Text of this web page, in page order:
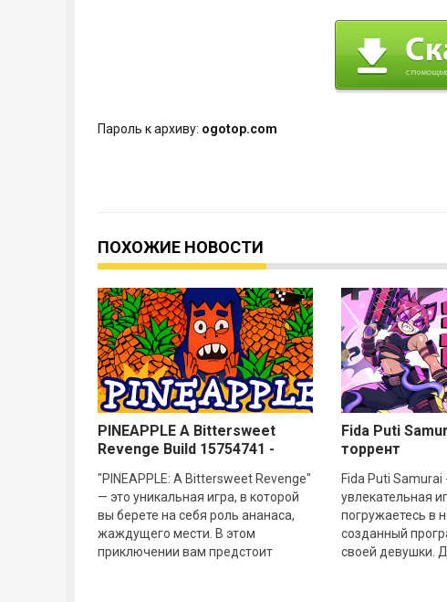
Пароль к архиву: ogotop.com
ПОХОЖИЕ НОВОСТИ
PINEAPPLE A Bittersweet
Revenge Build 15754741 -
"PINEAPPLE: A Bittersweet Revenge"
— это уникальная игра, в которой
вы берете на себя роль ананаса,
жаждущего мести. В этом
приключении вам предстоит
Fida Puti
торрент
Fida Puti Samurai
увлекательная
погружаетесь в
созданный
своей девушки.